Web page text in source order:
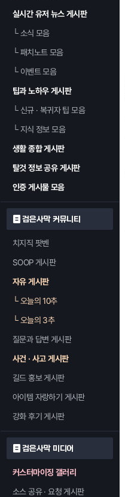
실시간 유저 뉴스 게시판
└소식 모음
└패치노트 모음
└이벤트 모음
팁과 노하우 게시판
└신규 · 복귀자 팁 모음
└지식 정보 모음
생활 종합 게시판
탈것 정보 공유 게시판
인증 게시물 모음
검은사막 커뮤니티
치지직 팟벤
SOOP 게시판
자유 게시판
└오늘의 10추
└오늘의 3추
질문과 답변 게시판
사건 · 사고 게시판
길드 홍보 게시판
아이템 자랑하기 게시판
강화 후기 게시판
검은사막 미디어
커스터마이징 갤러리
소스 공유 · 요청 게시판